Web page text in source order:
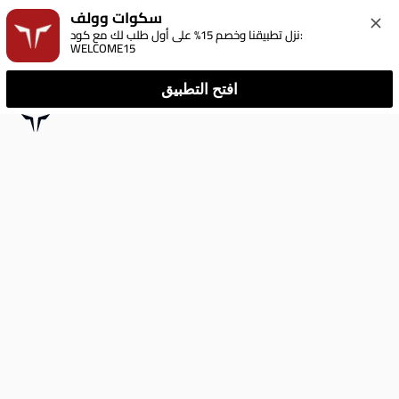
سكوات وولف
نزل تطبيقنا وخصم 15% على أول طلب لك مع كود:
WELCOME15
افتح التطبيق